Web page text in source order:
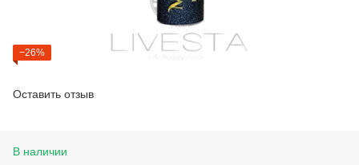
−26%
Оставить отзыв
В наличии